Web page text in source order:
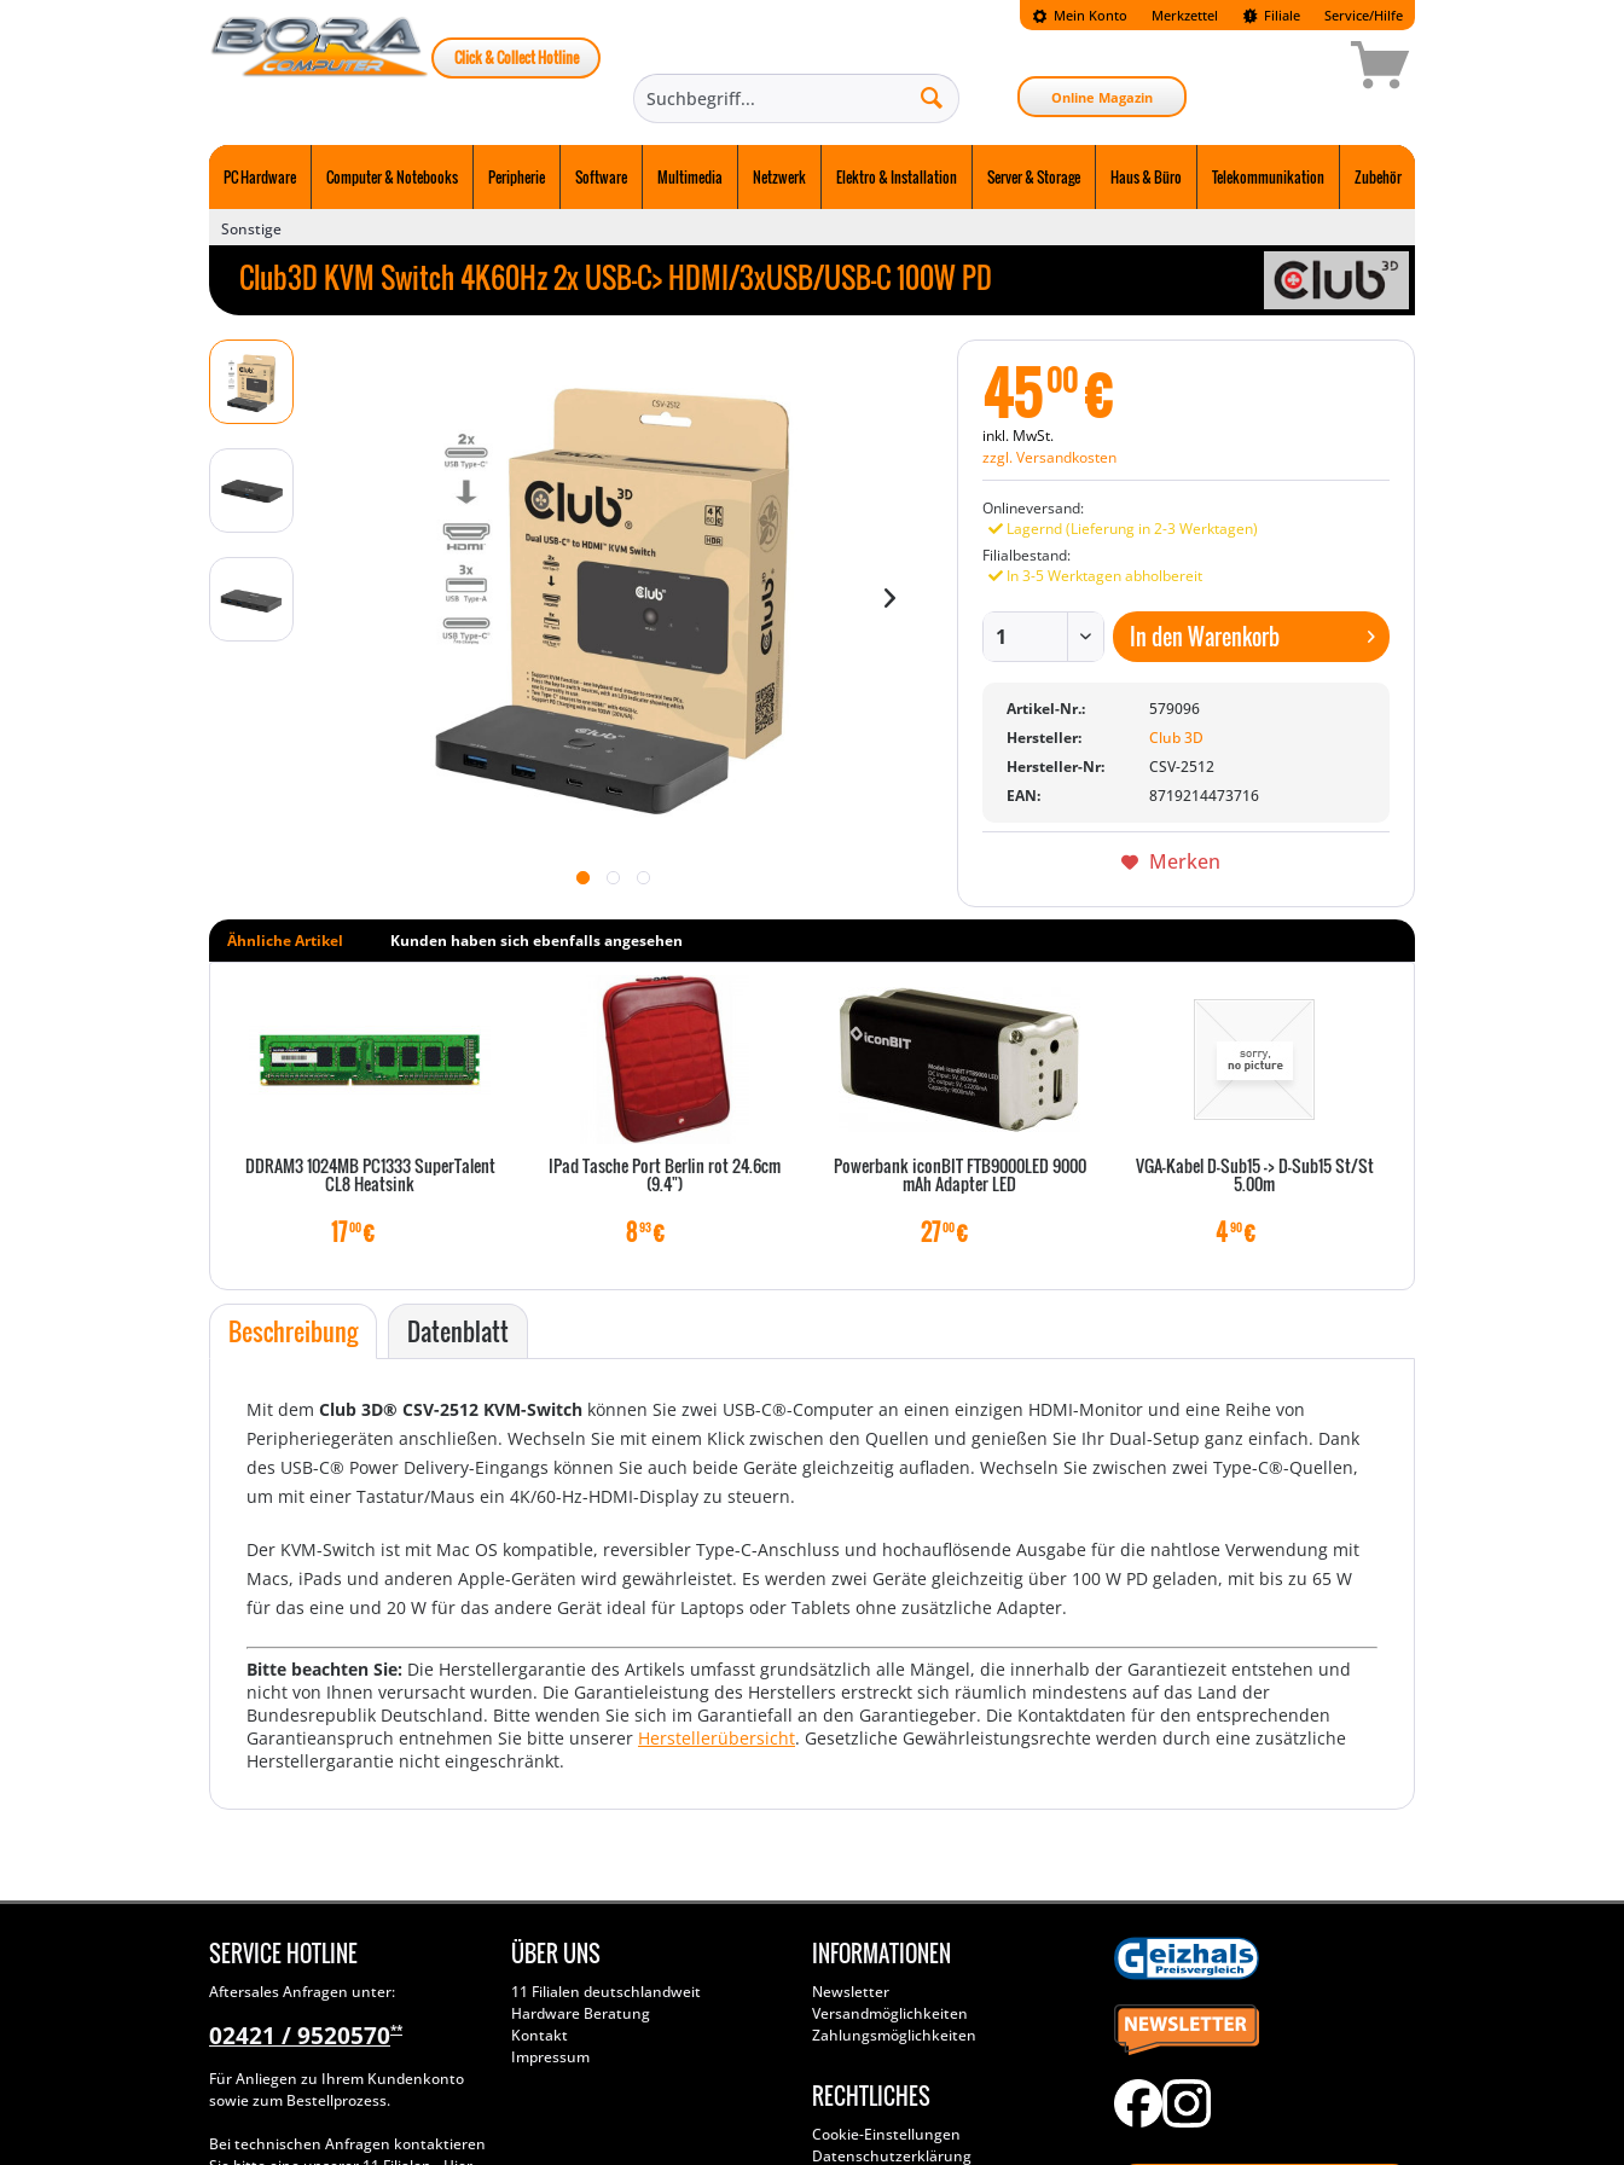
Mein Konto Merkzettel
Click & Collect Hotline
Filiale Service/Hilfe
Online Magazin
PC Hardware Computer & Notebooks Peripherie Software Multimedia Netzwerk Elektro & Installation Server & Storage Haus & Büro Telekommunikation Zubehör
Sonstige
Club3D KVM Switch 4K60Hz 2x USB-C> HDMI/3xUSB/USB-C 100W PD
4500€
inkl. MwSt.
zzgl. Versandkosten
Onlineversand:
Lagernd (Lieferung in 2-3 Werktagen)
Filialbestand:
In 3-5 Werktagen abholbereit
In denWarenkorb
Artikel-Nr.:
579096
Hersteller:
Club 3D
Hersteller-Nr:
CSV-2512
EAN:
8719214473716
Merken
Ähnliche Artikel Kunden haben sich ebenfalls angesehen
DDRAM3 1024MB PC1333 SuperTalent
CL8 Heatsink
1700€
IPad Tasche Port Berlin rot 24.6cm
(9.4")
893€
Powerbank iconBIT FTB9000LED 9000
mAh Adapter LED
2700€
VGA-Kabel D-Sub15 -> D-Sub15 St/St
5.00m
490€
Beschreibung Datenblatt
Mit dem Club 3D® CSV-2512 KVM-Switch können Sie zwei USB-C®-Computer an einen einzigen HDMI-Monitor und eine Reihe von
Peripheriegeräten anschließen. Wechseln Sie mit einem Klick zwischen den Quellen und genießen Sie Ihr Dual-Setup ganz einfach. Dank
des USB-C® Power Delivery-Eingangs können Sie auch beide Geräte gleichzeitig aufladen. Wechseln Sie zwischen zwei Type-C®-Quellen,
um mit einer Tastatur/Maus ein 4K/60-Hz-HDMI-Display zu steuern.
Der KVM-Switch ist mit Mac OS kompatible, reversibler Type-C-Anschluss und hochauflösende Ausgabe für die nahtlose Verwendung mit
Macs, iPads und anderen Apple-Geräten wird gewährleistet. Es werden zwei Geräte gleichzeitig über 100 W PD geladen, mit bis zu 65 W
für das eine und 20 W für das andere Gerät ideal für Laptops oder Tablets ohne zusätzliche Adapter.
Bitte beachten Sie: Die Herstellergarantie des Artikels umfasst grundsätzlich alle Mängel, die innerhalb der Garantiezeit entstehen und
nicht von Ihnen verursacht wurden. Die Garantieleistung des Herstellers erstreckt sich räumlich mindestens auf das Land der
Bundesrepublik Deutschland. Bitte wenden Sie sich im Garantiefall an den Garantiegeber. Die Kontaktdaten für den entsprechenden
Garantieanspruch entnehmen Sie bitte unserer Herstellerübersicht. Gesetzliche Gewährleistungsrechte werden durch eine zusätzliche
Herstellergarantie nicht eingeschränkt.
SERVICE HOTLINE
Aftersales Anfragen unter:
02421 / 9520570**
Für Anliegen zu Ihrem Kundenkonto
sowie zum Bestellprozess.
Bei technischen Anfragen kontaktieren
ÜBER UNS
11 Filialen deutschlandweit
Hardware Beratung
Kontakt
Impressum
INFORMATIONEN
Newsletter
Versandmöglichkeiten
Zahlungsmöglichkeiten
RECHTLICHES
Cookie-Einstellungen
Datenschutzerklärung